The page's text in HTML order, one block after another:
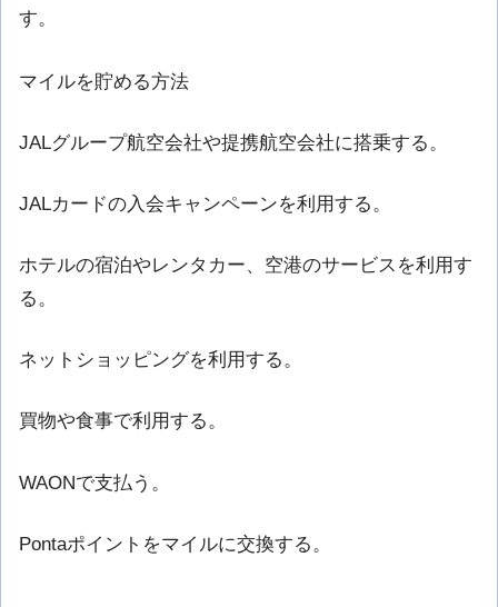
す。
マイルを貯める方法
JALグループ航空会社や提携航空会社に搭乗する。
JALカードの入会キャンペーンを利用する。
ホテルの宿泊やレンタカー、空港のサービスを利用す
る。
ネットショッピングを利用する。
買物や食事で利用する。
WAONで支払う。
Pontaポイントをマイルに交換する。